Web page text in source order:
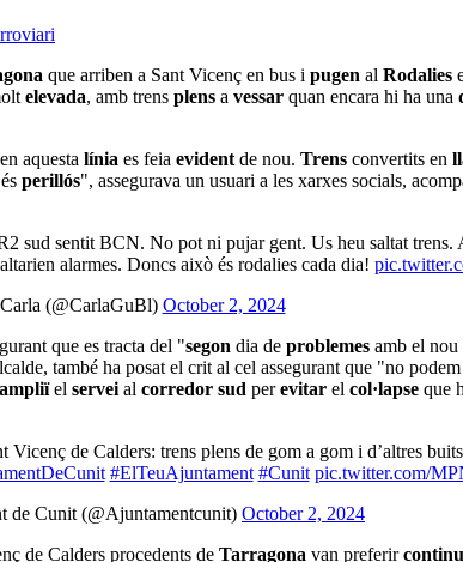
que arriben a Sant Vicenç en bus i pugen al Rodalies
elevada, amb trens plens a vessar quan encara hi ha una
en aquesta línia es feia evident de nou. Trens convertits en
perillós", assegurava un usuari a les xarxes socials,
sud sentit BCN. No pot ni pujar gent. Us heu saltat trens.
alarmes. Doncs això és rodalies cada dia!
(@CarlaGuBl) October 2, 2024
que es tracta del "segon dia de problemes amb el nou
també ha posat el crit al cel assegurant que "no podem
ampliïel servei al corredor sud perevitar el col·lapse que
de Calders: trens plens de gom a gom i d’altres
#ElTeuAjuntament #Cunit pic.twitter.com/
de Cunit (@Ajuntamentcunit) October 2, 2024
de Calders procedents de Tarragona van preferir